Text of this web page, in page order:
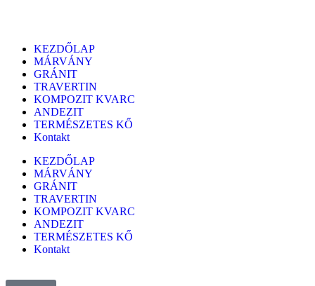
KEZDŐLAP
MÁRVÁNY
GRÁNIT
TRAVERTIN
KOMPOZIT KVARC
ANDEZIT
TERMÉSZETES KŐ
Kontakt
KEZDŐLAP
MÁRVÁNY
GRÁNIT
TRAVERTIN
KOMPOZIT KVARC
ANDEZIT
TERMÉSZETES KŐ
Kontakt